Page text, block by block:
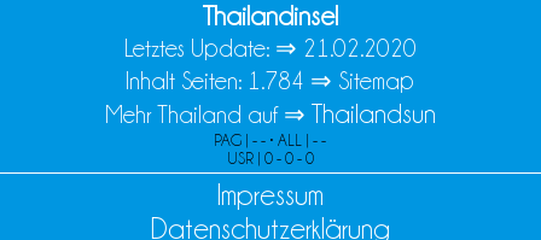
Thailandinsel
Letztes Update: ⇒ 21.02.2020
Inhalt Seiten: 1.784 ⇒ Sitemap
Mehr Thailand auf ⇒ Thailandsun
PAG | - - • ALL | - -
USR | 0 - 0 - 0
Impressum
Datenschutzerklärung